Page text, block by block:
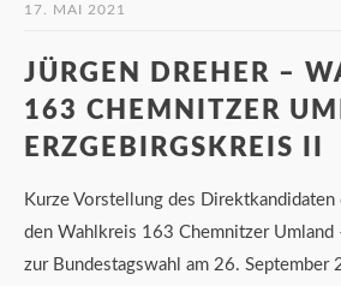
17. MAI 2021
JÜRGEN DREHER –
163 CHEMNITZER
ERZGEBIRGSKREIS II
Kurze Vorstellung des
den Wahlkreis 163 Chemnitzer Umland
zur Bundestagswahl am 26. September